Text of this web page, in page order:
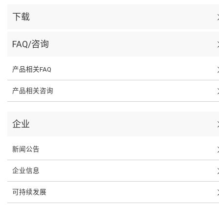
下载
FAQ/咨询
产品相关FAQ
产品相关咨询
企业
新闻公告
企业信息
可持续发展